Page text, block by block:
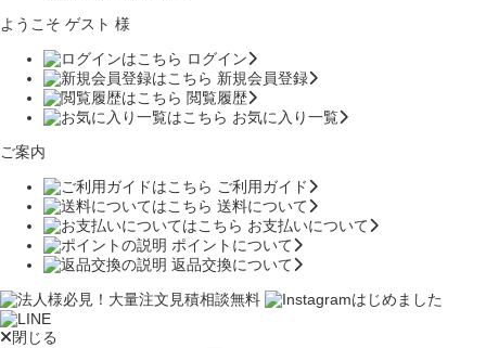
ようこそ ゲスト 様
ログイン
新規会員登録
閲覧履歴
お気に入り一覧
ご案内
ご利用ガイド
送料について
お支払いについて
ポイントについて
返品交換について
閉じる